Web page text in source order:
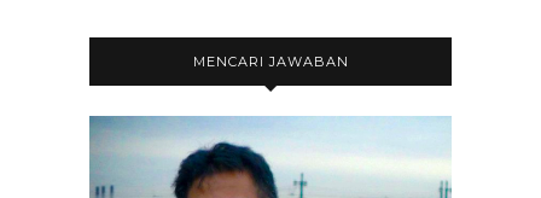
MENCARI JAWABAN